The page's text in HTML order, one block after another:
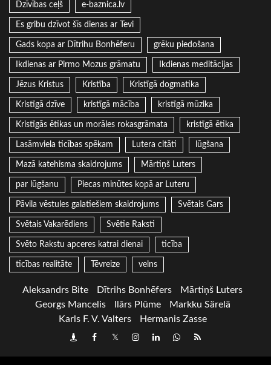
Dzīvības ceļš e-baznica.lv
Es gribu dzīvot šīs dienas ar Tevi
Gads kopa ar Dītrihu Bonhēferu grēku piedošana
Ikdienas ar Pirmo Mozus grāmatu Ikdienas meditācijas
Jēzus Kristus Kristība Kristīgā dogmatika
Kristīgā dzīve kristīgā mācība kristīgā mūzika
Kristīgās ētikas un morāles rokasgrāmata kristīgā ētika
Lasāmviela ticības spēkam Lutera citāti lūgšana
Mazā katehisma skaidrojums Mārtiņš Luters
par lūgšanu Piecas minūtes kopā ar Luteru
Pāvila vēstules galatiešiem skaidrojums Svētais Gars
Svētais Vakarēdiens Svētie Raksti
Svēto Rakstu apceres katrai dienai ticība
ticības realitāte Tēvreize velns
Aleksandrs Bite Dītrihs Bonhēfers
Mārtiņš Luters
Georgs Mancelis
Ilārs Plūme
Markku Särelä
Karls F. V. Valters
Hermanis Zasse
DraugiemFacebook
TwitterInstagram
LinkedInwhatsapp
RSS